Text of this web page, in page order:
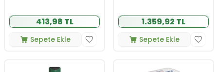
413,98 TL
Sepete Ekle
1.359,92 TL
Sepete Ekle